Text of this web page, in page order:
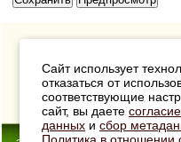
Сайт использует
отказаться от
соответствующие
сайт, вы даете
данных исбор